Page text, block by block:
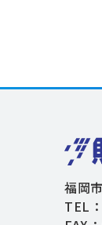
福岡
TEL